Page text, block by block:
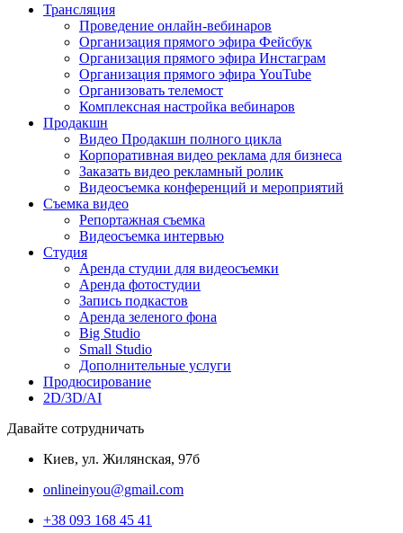
Трансляция
Проведение онлайн-вебинаров
Организация прямого эфира Фейсбук
Организация прямого эфира Инстаграм
Организация прямого эфира YouTube
Организовать телемост
Комплексная настройка вебинаров
Продакшн
Видео Продакшн полного цикла
Корпоративная видео реклама для бизнеса
Заказать видео рекламный ролик
Видеосъемка конференций и мероприятий
Съемка видео
Репортажная съемка
Видеосъемка интервью
Студия
Аренда студии для видеосъемки
Аренда фотостудии
Запись подкастов
Аренда зеленого фона
Big Studio
Small Studio
Дополнительные услуги
Продюсирование
2D/3D/AI
Давайте сотрудничать
Киев, ул. Жилянская, 97б
onlineinyou@gmail.com
+38 093 168 45 41